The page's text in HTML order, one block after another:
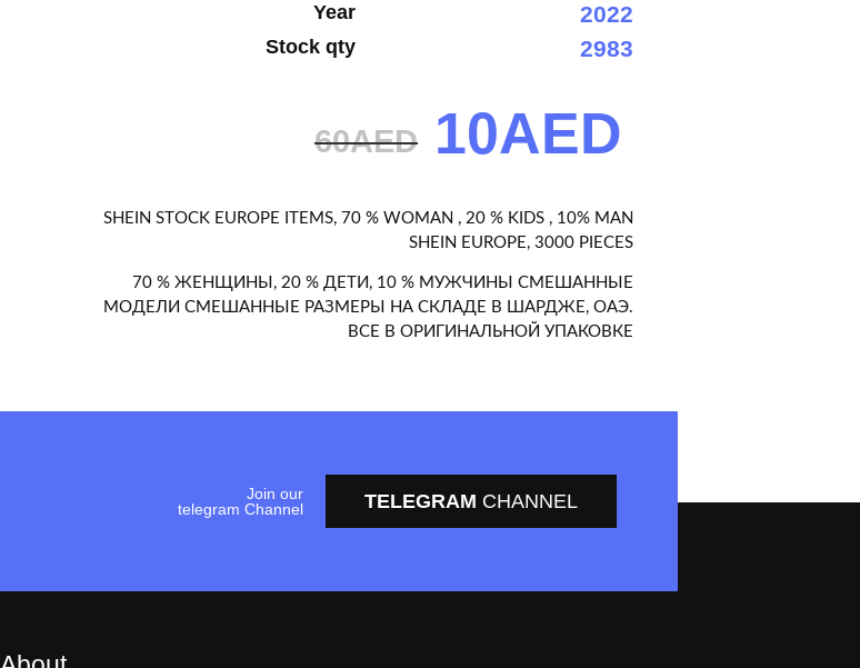
Year 2022
Stock qty 2983
60AED 10AED
SHEIN STOCK EUROPE ITEMS, 70 % WOMAN , 20 % KIDS , 10% MAN
SHEIN EUROPE, 3000 PIECES
70 % ЖЕНЩИНЫ, 20 % ДЕТИ, 10 % МУЖЧИНЫ СМЕШАННЫЕ
МОДЕЛИ СМЕШАННЫЕ РАЗМЕРЫ НА СКЛАДЕ В ШАРДЖЕ, ОАЭ.
ВСЕ В ОРИГИНАЛЬНОЙ УПАКОВКЕ
Join our
telegram Channel
TELEGRAM CHANNEL